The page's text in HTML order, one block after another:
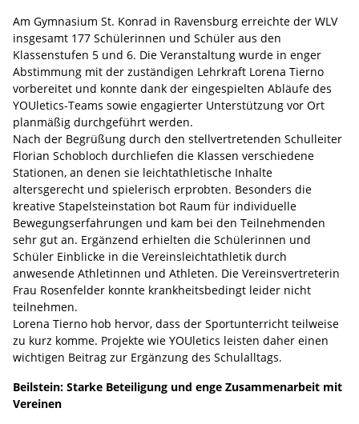
Am Gymnasium St. Konrad in Ravensburg erreichte der WLV
insgesamt 177 Schülerinnen und Schüler aus den
Klassenstufen 5 und 6. Die Veranstaltung wurde in enger
Abstimmung mit der zuständigen Lehrkraft Lorena Tierno
vorbereitet und konnte dank der eingespielten Abläufe des
YOUletics-Teams sowie engagierter Unterstützung vor Ort
planmäßig durchgeführt werden.
Nach der Begrüßung durch den stellvertretenden Schulleiter
Florian Schobloch durchliefen die Klassen verschiedene
Stationen, an denen sie leichtathletische Inhalte
altersgerecht und spielerisch erprobten. Besonders die
kreative Stapelsteinstation bot Raum für individuelle
Bewegungserfahrungen und kam bei den Teilnehmenden
sehr gut an. Ergänzend erhielten die Schülerinnen und
Schüler Einblicke in die Vereinsleichtathletik durch
anwesende Athletinnen und Athleten. Die Vereinsvertreterin
Frau Rosenfelder konnte krankheitsbedingt leider nicht
teilnehmen.
Lorena Tierno hob hervor, dass der Sportunterricht teilweise
zu kurz komme. Projekte wie YOUletics leisten daher einen
wichtigen Beitrag zur Ergänzung des Schulalltags.
Beilstein: Starke Beteiligung und enge Zusammenarbeit mit
Vereinen